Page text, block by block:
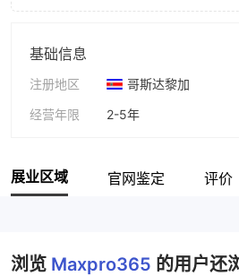
基础信息
注册地区
哥斯达黎加
经营年限
2-5年
展业区域 官网鉴定 评价
浏览 Maxpro365 的用户还